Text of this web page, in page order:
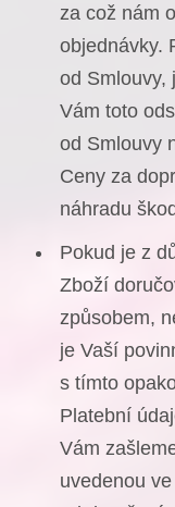
za což nám
objednávky.
od Smlouvy,
Vám toto
od Smlouvy
Ceny za
náhradu
Pokud je z
Zboží
způsobem,
je Vaší
s tímto
Platební
Vám
uvedenou